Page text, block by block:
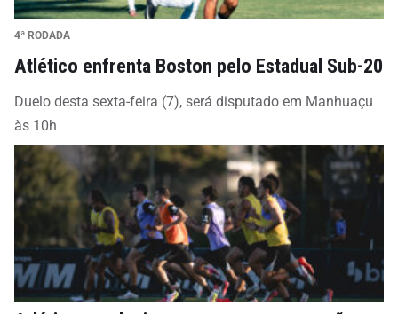
4ª RODADA
Atlético enfrenta Boston pelo Estadual Sub-20
Duelo desta sexta-feira (7), será disputado em Manhuaçu
às 10h